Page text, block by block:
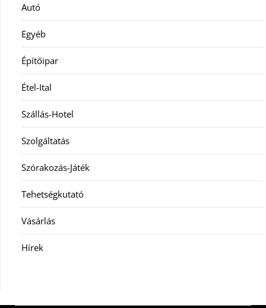
Autó
Egyéb
Építőipar
Étel-Ital
Szállás-Hotel
Szolgáltatás
Szórakozás-Játék
Tehetségkutató
Vásárlás
Hírek